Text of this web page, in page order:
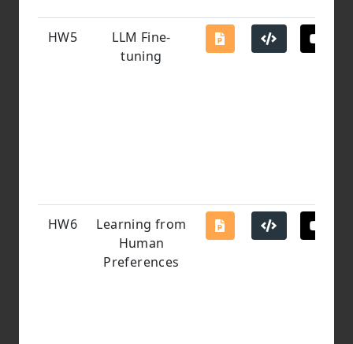
HW5
LLM Fine-
tuning
HW6
Learning from
Human
Preferences